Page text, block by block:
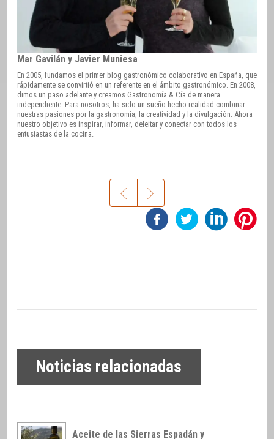
Mar Gavilán y Javier Muniesa
En 2005, fundamos el primer blog gastronómico colaborativo en España, que
rápidamente se convirtió en un referente en el ámbito gastronómico. En 2008,
dimos un paso adelante y creamos Gastronomía & Cía de manera
independiente. Para nosotros, ha sido un sueño hecho realidad combinar
nuestras pasiones por la gastronomía, la creatividad y la divulgación. Ahora
nuestro objetivo es inspirar, informar, deleitar y conectar con todos los
entusiastas de la cocina.
Noticias relacionadas
Aceite de las Sierras Espadán y